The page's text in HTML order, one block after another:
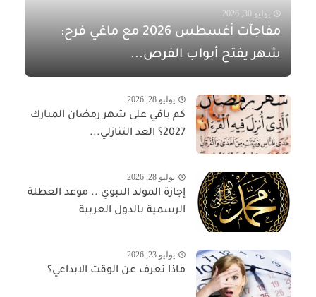
يوليو 30, 2026
مفاجآت أغسطس 2026 مع ماغي فرح:
شهر يفتح أبواب الفرص...
يوليو 28, 2026
كم باقي على شهر رمضان المبارك
2027؟ العد التنازلي...
يوليو 28, 2026
إجازة المولد النبوي .. موعد العطلة
الرسمية بالدول العربية
يوليو 23, 2026
ماذا تعرف عن الوقت الابداعي؟